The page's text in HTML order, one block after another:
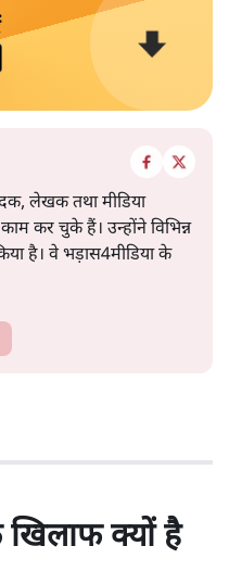
लेखक तथा मीडिया
कर चुके हैं। उन्होंने विभिन्न
है। वे भड़ास4मीडिया के
क्यों है